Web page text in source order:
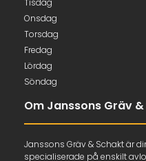
Tisdag
Onsdag
Torsdag
Fredag
Lördag
Söndag
Om Janssons Gräv
Janssons Gräv & Schakt är
specialiserade på enskilt